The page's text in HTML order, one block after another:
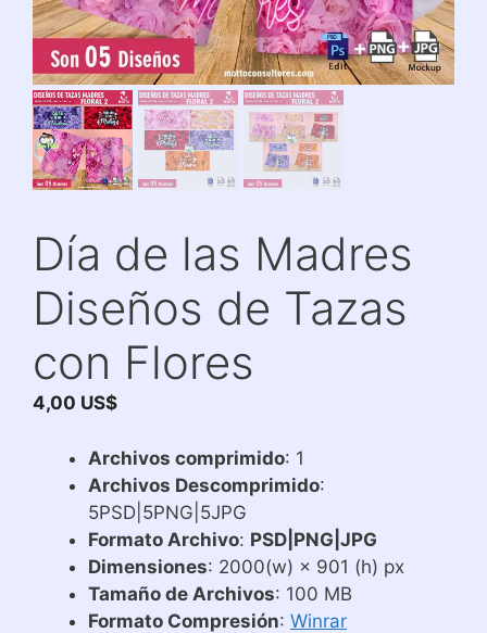
Día de las Madres
Diseños de Tazas
con Flores
4,00 US$
Archivos comprimido: 1
Archivos Descomprimido:
5PSD|5PNG|5JPG
Formato Archivo: PSD|PNG|JPG
Dimensiones: 2000(w) × 901 (h) px
Tamaño de Archivos: 100 MB
Formato Compresión: Winrar